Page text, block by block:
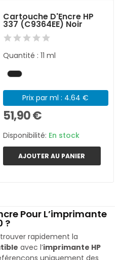
Cartouche D'Encre HP
337 (C9364EE) Noir
Quantité : 11 ml
Prix par ml : 4.64 €
51,90 €
Disponibilité: En stock
AJOUTER AU PANIER
Pour L’imprimante
?
rapidement la
avec l’imprimante HP